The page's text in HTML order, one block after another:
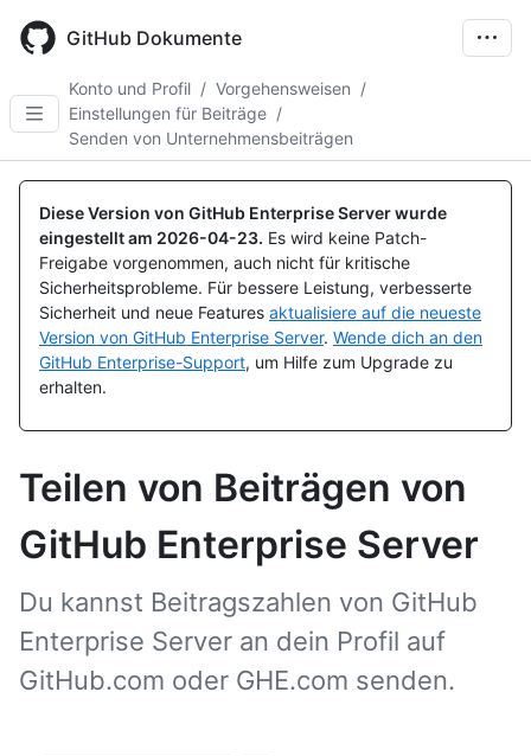
main
GitHub Dokumente
Konto und Profil / Vorgehensweisen /
Einstellungen für Beiträge /
Senden von Unternehmensbeiträgen
Diese Version von GitHub Enterprise Server wurde
eingestellt am 2026-04-23. Es wird keine Patch-
Freigabe vorgenommen, auch nicht für kritische
Sicherheitsprobleme. Für bessere Leistung, verbesserte
Sicherheit und neue Features aktualisiere auf die neueste
Version von GitHub Enterprise Server. Wende dich an den
GitHub Enterprise-Support, um Hilfe zum Upgrade zu
erhalten.
Teilen von Beiträgen von
GitHub Enterprise Server
Du kannst Beitragszahlen von GitHub
Enterprise Server an dein Profil auf
GitHub.com oder GHE.com senden.